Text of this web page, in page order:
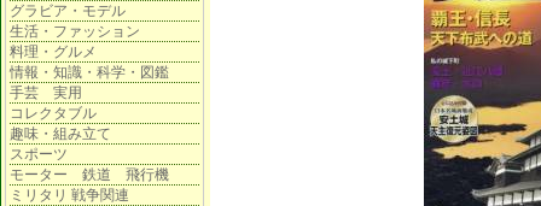
グラビア・モデル
生活・ファッション
料理・グルメ
情報・知識・科学・図鑑
手芸 実用
コレクタブル
趣味・組み立て
スポーツ
モーター 鉄道 飛行機
ミリタリ 戦争関連